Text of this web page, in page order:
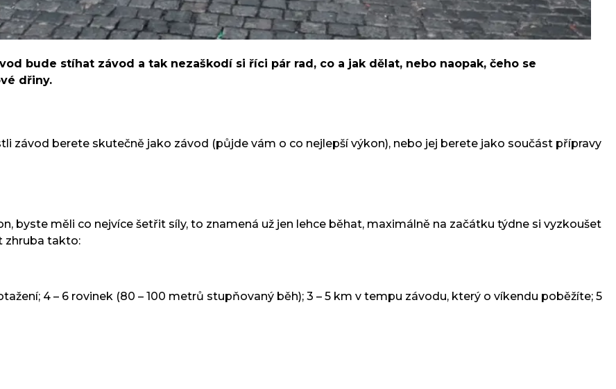
bude stíhat závod a tak nezaškodí si říci pár rad, co a jak dělat, nebo naopak, čeho se
dřiny.
závod berete skutečně jako závod (půjde vám o co nejlepší výkon), nebo jej berete jako součást přípravy
byste měli co nejvíce šetřit síly, to znamená už jen lehce běhat, maximálně na začátku týdne si vyzkoušet
zhruba takto:
4 – 6 rovinek (80 – 100 metrů stupňovaný běh); 3 – 5 km v tempu závodu, který o víkendu poběžíte; 5